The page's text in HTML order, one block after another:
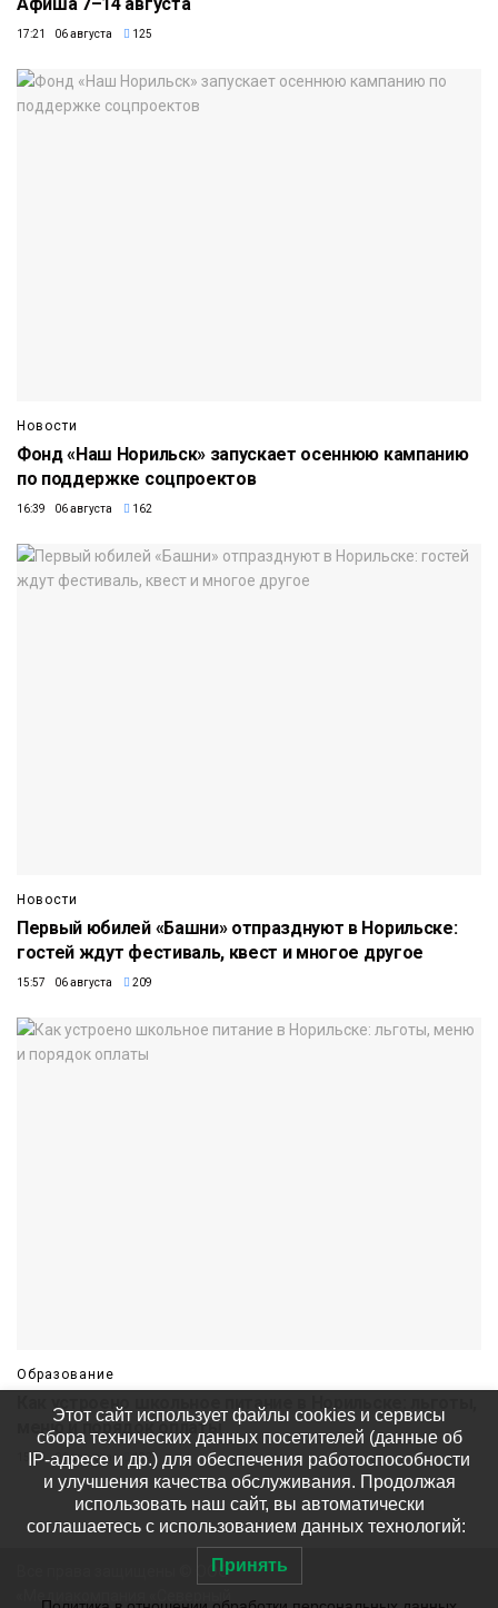
17:21 06 августа 125
Новости
Фонд «Наш Норильск» запускает осеннюю кампанию
по поддержке соцпроектов
16:39 06 августа 162
Новости
Первый юбилей «Башни» отпразднуют в Норильске:
гостей ждут фестиваль, квест и многое другое
15:57 06 августа 209
Образование
Как устроено школьное питание в Норильске: льготы,
меню и порядок оплаты
15:15 06 августа 192
Все права защищены © ООО
«Медиакомпания «Северный
Этот сайт использует файлы cookies и сервисы
сбора технических данных посетителей (данные об
IP-адресе и др.) для обеспечения работоспособности
и улучшения качества обслуживания. Продолжая
использовать наш сайт, вы автоматически
соглашаетесь с использованием данных технологий:
Принять